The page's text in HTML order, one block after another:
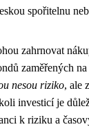
spořitelnu
zahrnovat
zaměřených
nesou riziko, ale
investicí je
k riziku a